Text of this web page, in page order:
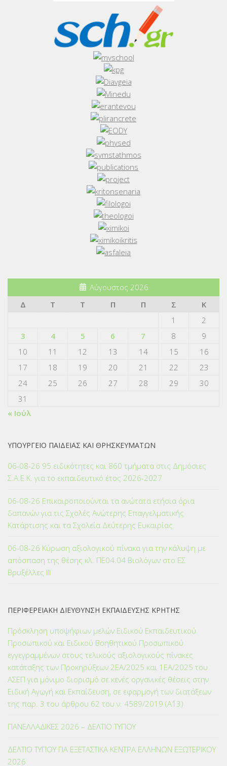
Αύγουστος 2026
Δ
Τ Τ Π Π Σ
Κ
1
2
3
4 5 6 7 8
9
10
11 12 13 14 15
16
17
18 19 20 21 22
23
24
25 26 27 28 29
30
31
« Ιούλ
ΥΠΟΥΡΓΕΙΟ ΠΑΙΔΕΙΑΣ ΚΑΙ ΘΡΗΣΚΕΥΜΑΤΩΝ
06-08-26 95 ειδικότητες και 860 τμήματα στις Δημόσιες
Σ.Α.Ε.Κ. για το εκπαιδευτικό έτος 2026-2027
06-08-26 Επικαιροποιούνται τα ανώτατα ετήσια όρια
δαπανών για τις Σχολές Ανώτερης Επαγγελματικής
Κατάρτισης και τα Σχολεία Δεύτερης Ευκαιρίας
06-08-26 Κύρωση αξιολογικού πίνακα για την κάλυψη με
απόσπαση της θέσης κλ. ΠΕ04.04 Βιολόγων στο ΕΣ
Βρυξέλλες ΙΙΙ
ΠΕΡΙΦΕΡΕΙΑΚΗ ΔΙΕΥΘΥΝΣΗ ΕΚΠΑΙΔΕΥΣΗΣ ΚΡΗΤΗΣ
Πρόσκληση υποψήφιων μελών Ειδικού Εκπαιδευτικού
Προσωπικού και Ειδικού Βοηθητικού Προσωπικού
εγγεγραμμένων στους τελικούς αξιολογικούς πίνακες
κατάταξης των Προκηρύξεων 2ΕΑ/2025 και 1ΕΑ/2025 του
ΑΣΕΠ για μόνιμο διορισμό σε κενές οργανικές θέσεις στην
Ειδική Αγωγή και Εκπαίδευση, σε εφαρμογή των διατάξεων
της παρ. 3 του άρθρου 62 του ν. 4589/2019 (Α΄13)
ΠΑΝΕΛΛΑΔΙΚΕΣ 2026 – ΔΕΛΤΙΟ ΤΥΠΟΥ
ΔΕΛΤΙΟ ΤΥΠΟΥ ΓΙΑ ΕΞΕΤΑΣΤΙΚΑ ΚΕΝΤΡΑ ΕΛΛΗΝΩΝ ΕΞΩΤΕΡΙΚΟΥ
2026